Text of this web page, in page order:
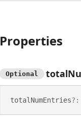
Properties
Optional total
total NumEntries?: